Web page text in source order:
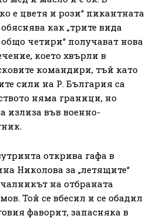
е цветя и рози“ пикантната
как „трите вида
четири“ получават нова
което хвърли в
командири, тъй като
сили на Р. България са
няма граници, но
излиза във военно-
открива гафа в
Николова за „летящите“
на отбраната
Той се вбесил и се обадил
фаворит, запасняка в